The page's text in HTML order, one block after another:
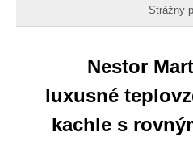
Strážny
Nestor
luxusné
kachle s